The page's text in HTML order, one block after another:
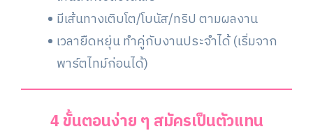
มีเส้นทางเติบโต/โบนัส/ทริป ตามผลงาน
เวลายืดหยุ่น ทำคู่กับงานประจำได้ (เริ่มจาก
พาร์ตไทม์ก่อนได้)
4 ขั้นตอนง่าย ๆ สมัครเป็นตัวแทน